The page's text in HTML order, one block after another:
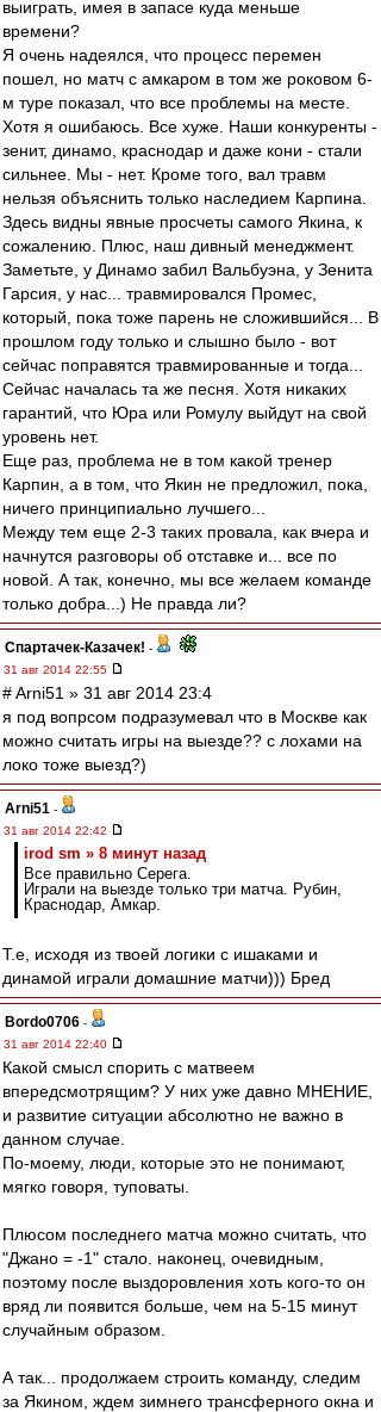
выиграть, имея в запасе куда меньше
времени?
Я очень надеялся, что процесс перемен
пошел, но матч с амкаром в том же роковом 6-
м туре показал, что все проблемы на месте.
Хотя я ошибаюсь. Все хуже. Наши конкуренты -
зенит, динамо, краснодар и даже кони - стали
сильнее. Мы - нет. Кроме того, вал травм
нельзя объяснить только наследием Карпина.
Здесь видны явные просчеты самого Якина, к
сожалению. Плюс, наш дивный менеджмент.
Заметьте, у Динамо забил Вальбуэна, у Зенита
Гарсия, у нас... травмировался Промес,
который, пока тоже парень не сложившийся... В
прошлом году только и слышно было - вот
сейчас поправятся травмированные и тогда...
Сейчас началась та же песня. Хотя никаких
гарантий, что Юра или Ромулу выйдут на свой
уровень нет.
Еще раз, проблема не в том какой тренер
Карпин, а в том, что Якин не предложил, пока,
ничего принципиально лучшего...
Между тем еще 2-3 таких провала, как вчера и
начнутся разговоры об отставке и... все по
новой. А так, конечно, мы все желаем команде
только добра...) Не правда ли?
Спартачек-Казачек! -
31 авг 2014 22:55
# Arni51 » 31 авг 2014 23:4
я под вопрсом подразумевал что в Москве как
можно считать игры на выезде?? с лохами на
локо тоже выезд?)
Arni51 -
31 авг 2014 22:42
irod sm » 8 минут назад
Все правильно Серега.
Играли на выезде только три матча. Рубин,
Краснодар, Амкар.
Т.е, исходя из твоей логики с ишаками и
динамой играли домашние матчи))) Бред
Bordo0706 -
31 авг 2014 22:40
Какой смысл спорить с матвеем
впередсмотрящим? У них уже давно МНЕНИЕ,
и развитие ситуации абсолютно не важно в
данном случае.
По-моему, люди, которые это не понимают,
мягко говоря, туповаты.
Плюсом последнего матча можно считать, что
"Джано = -1" стало. наконец, очевидным,
поэтому после выздоровления хоть кого-то он
вряд ли появится больше, чем на 5-15 минут
случайным образом.
А так... продолжаем строить команду, следим
за Якином, ждем зимнего трансферного окна и